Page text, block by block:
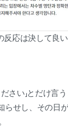
応は決して良
さい」とだけ言
らせし、その日